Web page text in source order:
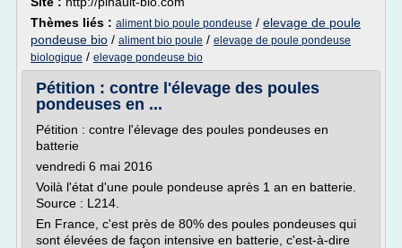
Thèmes liés : aliment bio poule pondeuse / elevage de poule
pondeuse bio / aliment bio poule / elevage de poule pondeuse
biologique / elevage pondeuse bio
Pétition : contre l'élevage des poules
pondeuses en ...
Pétition : contre l'élevage des poules pondeuses en
batterie
vendredi 6 mai 2016
Voilà l'état d'une poule pondeuse après 1 an en batterie.
Source : L214.
En France, c'est près de 80% des poules pondeuses qui
sont élevées de façon intensive en batterie, c'est-à-dire